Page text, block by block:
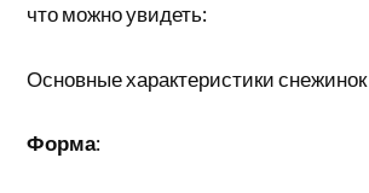
что можно увидеть:
Основные характеристики снежинок
Форма: